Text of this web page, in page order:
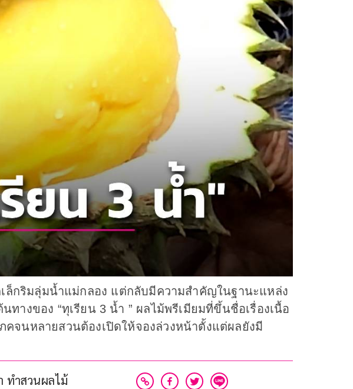
กริมลุ่มน้ำแม่กลอง แต่กลับมีความสำคัญในฐานะแหล่ง
างของ “ทุเรียน 3 น้ำ ” ผลไม้พรีเมียมที่ขึ้นชื่อเรื่องเนื้อ
จนหลายสวนต้องเปิดให้จองล่วงหน้าตั้งแต่ผลยังมี
ทำสวนผลไม้